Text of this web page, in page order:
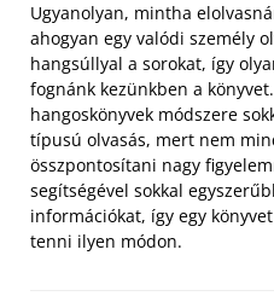
Ugyanolyan, mintha
ahogyan egy valódi személy
hangsúllyal a sorokat, így
fognánk kezünkben a
hangoskönyvek módszere
típusú olvasás, mert nem
összpontosítani nagy
segítségével sokkal
információkat, így egy
tenni ilyen módon.